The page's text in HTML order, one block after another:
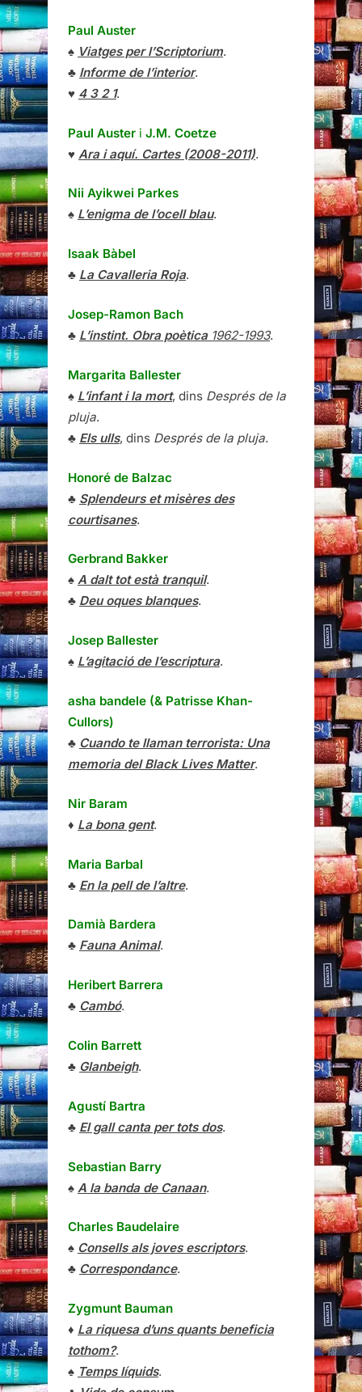
Paul Auster
♠ Viatges per l’Scriptorium.
♣ Informe de l’interior.
♥ 4 3 2 1.
Paul Auster i J.M. Coetze
♥ Ara i aquí. Cartes (2008-2011).
Nii Ayikwei Parkes
♠ L’enigma de l’ocell blau.
Isaak Bàbel
♣ La Cavalleria Roja.
Josep-Ramon Bach
♣ L’instint. Obra poètica1962-1993.
Margarita Ballester
♠ L’infant i la mort, dins Després de la
pluja.
♣ Els ulls, dins Després de la pluja.
Honoré de Balzac
♣ Splendeurs et misères des
courtisanes.
Gerbrand Bakker
♠ A dalt tot està tranquil.
♣ Deu oques blanques.
Josep Ballester
♠ L’agitació de l’escriptura.
asha bandele (& Patrisse Khan-
Cullors)
♣ Cuando te llaman terrorista: Una
memoria del Black Lives Matter.
Nir Baram
♦ La bona gent.
Maria Barbal
♣ En la pell de l’altre.
Damià Bardera
♣ Fauna Animal.
Heribert Barrera
♣ Cambó.
Colin Barrett
♣ Glanbeigh.
Agustí Bartra
♣ El gall canta per tots dos.
Sebastian Barry
♠ A la banda de Canaan.
Charles Baudelaire
♠ Consells als joves escriptors.
♣ Correspondance.
Zygmunt Bauman
♦ La riquesa d’uns quants beneficia
tothom?.
♠ Temps líquids.